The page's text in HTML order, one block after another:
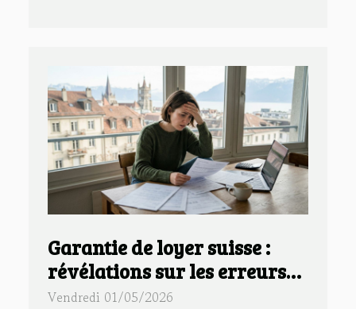
Garantie de loyer suisse :
révélations sur les erreurs
qui coûtent cher à lausanne
Vendredi 01/05/2026